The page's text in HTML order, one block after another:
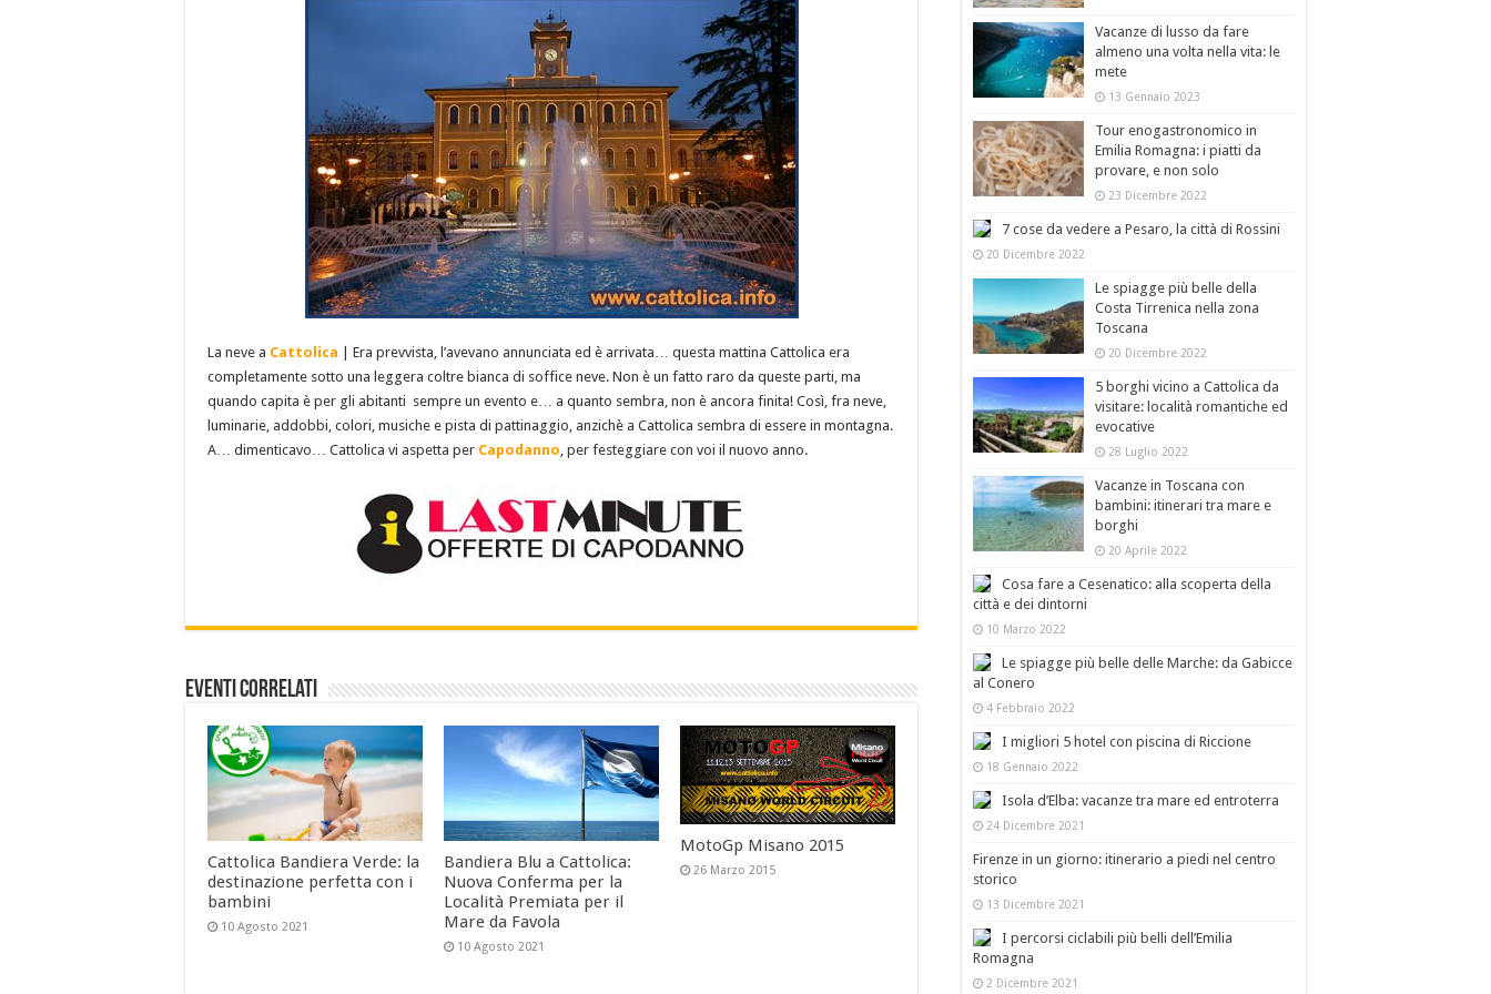
La neve a Cattolica | Era prevvista, l’avevano annunciata ed è arrivata… questa mattina Cattolica era
completamente sotto una leggera coltre bianca di soffice neve. Non è un fatto raro da queste parti, ma
quando capita è per gli abitanti sempre un evento e… a quanto sembra, non è ancora finita! Così, fra neve,
luminarie, addobbi, colori, musiche e pista di pattinaggio, anzichè a Cattolica sembra di essere in montagna.
A… dimenticavo… Cattolica vi aspetta per Capodanno, per festeggiare con voi il nuovo anno.
Eventi Correlati
Cattolica Bandiera Verde: la
destinazione perfetta con i
bambini
10 Agosto 2021
Bandiera Blu a Cattolica:
Nuova Conferma per la
Località Premiata per il
Mare da Favola
10 Agosto 2021
MotoGp Misano 2015
26 Marzo 2015
Vacanze di lusso da fare
almeno una volta nella vita: le
mete
13 Gennaio 2023
Tour enogastronomico in
Emilia Romagna: i piatti da
provare, e non solo
23 Dicembre 2022
7 cose da vedere a Pesaro, la città di Rossini
20 Dicembre 2022
Le spiagge più belle della
Costa Tirrenica nella zona
Toscana
20 Dicembre 2022
5 borghi vicino a Cattolica da
visitare: località romantiche ed
evocative
28 Luglio 2022
Vacanze in Toscana con
bambini: itinerari tra mare e
borghi
20 Aprile 2022
Cosa fare a Cesenatico: alla scoperta della
città e dei dintorni
10 Marzo 2022
Le spiagge più belle delle Marche: da Gabicce
al Conero
4 Febbraio 2022
I migliori 5 hotel con piscina di Riccione
18 Gennaio 2022
Isola d’Elba: vacanze tra mare ed entroterra
24 Dicembre 2021
Firenze in un giorno: itinerario a piedi nel centro
storico
13 Dicembre 2021
I percorsi ciclabili più belli dell’Emilia
Romagna
2 Dicembre 2021